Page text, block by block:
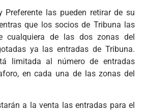
Preferente las pueden retirar de su
que los socios de Tribuna las
cualquiera de las dos zonas del
ya las entradas de Tribuna.
limitada al número de entradas
en cada una de las zonas del
a la venta las entradas para el